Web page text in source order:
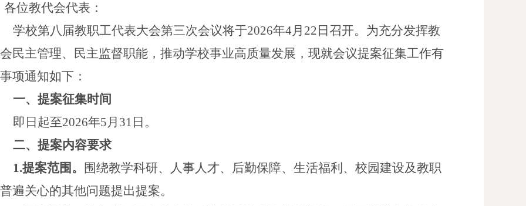
各位教代会代表：
学校第八届教职工代表大会第三次会议将于2026年4月 22 日召开。为充分发挥教
民主管理、民主监督职能，推动学校事业高质量发展，现就会议提案征集工作有
项通知如下：
一、提案征集时间
即日起至2026年5月31日。
二、提案内容要求
1.提案范围。
围绕教学科研、人事人才、后勤保障、生活福利、校园建设及教职
遍关心的其他问题提出提案。